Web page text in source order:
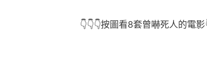
👇👇👇按圖看8套曾嚇死人的電影